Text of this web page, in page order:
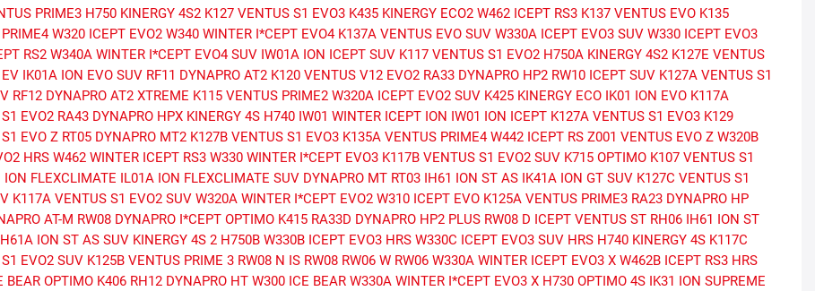
PRIME3 H750 KINERGY 4S2 K127 VENTUS S1 EVO3 K435 KINERGY ECO2 W462 ICEPT RS3 K137 VENTUS EVO K135
W320 ICEPT EVO2 W340 WINTER I*CEPT EVO4 K137A VENTUS EVO SUV W330A ICEPT EVO3 SUV W330 ICEPT EVO3
RS2 W340A WINTER I*CEPT EVO4 SUV IW01A ION ICEPT SUV K117 VENTUS S1 EVO2 H750A KINERGY 4S2 K127E VENTUS
IK01A ION EVO SUV RF11 DYNAPRO AT2 K120 VENTUS V12 EVO2 RA33 DYNAPRO HP2 RW10 ICEPT SUV K127A VENTUS S1
RF12 DYNAPRO AT2 XTREME K115 VENTUS PRIME2 W320A ICEPT EVO2 SUV K425 KINERGY ECO IK01 ION EVO K117A
EVO2 RA43 DYNAPRO HPX KINERGY 4S H740 IW01 WINTER ICEPT ION IW01 ION ICEPT K127A VENTUS S1 EVO3 K129
EVO Z RT05 DYNAPRO MT2 K127B VENTUS S1 EVO3 K135A VENTUS PRIME4 W442 ICEPT RS Z001 VENTUS EVO Z W320B
HRS W462 WINTER ICEPT RS3 W330 WINTER I*CEPT EVO3 K117B VENTUS S1 EVO2 SUV K715 OPTIMO K107 VENTUS S1
ION FLEXCLIMATE IL01A ION FLEXCLIMATE SUV DYNAPRO MT RT03 IH61 ION ST AS IK41A ION GT SUV K127C VENTUS S1
K117A VENTUS S1 EVO2 SUV W320A WINTER I*CEPT EVO2 W310 ICEPT EVO K125A VENTUS PRIME3 RA23 DYNAPRO HP
AT-M RW08 DYNAPRO I*CEPT OPTIMO K415 RA33D DYNAPRO HP2 PLUS RW08 D ICEPT VENTUS ST RH06 IH61 ION ST
ION ST AS SUV KINERGY 4S 2 H750B W330B ICEPT EVO3 HRS W330C ICEPT EVO3 SUV HRS H740 KINERGY 4S K117C
EVO2 SUV K125B VENTUS PRIME 3 RW08 N IS RW08 RW06 W RW06 W330A WINTER ICEPT EVO3 X W462B ICEPT RS3 HRS
BEAR OPTIMO K406 RH12 DYNAPRO HT W300 ICE BEAR W330A WINTER I*CEPT EVO3 X H730 OPTIMO 4S IK31 ION SUPREME